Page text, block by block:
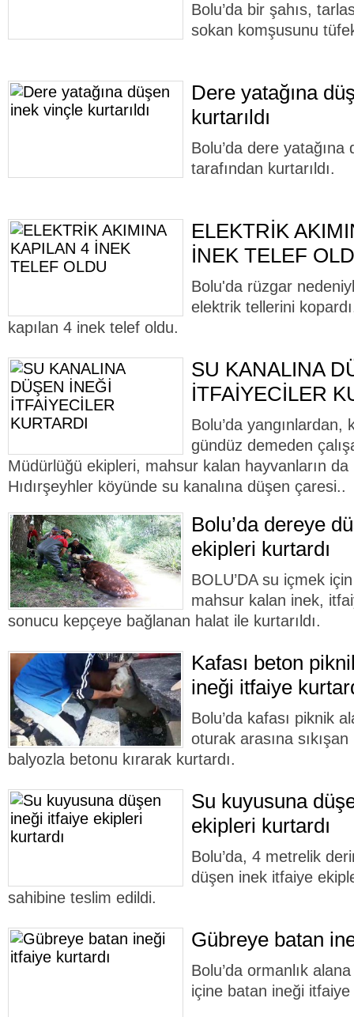
Bolu’da bir şahıs,
sokan komşusunu
Dere yatağına
kurtarıldı
Bolu’da dere
tarafından kurtarıldı.
ELEKTRİK
İNEK TELEF
Bolu'da rüzgar
elektrik tellerini
kapılan 4 inek telef oldu.
SU KANALINA
İTFAİYECİLER
Bolu’da
gündüz demeden
Müdürlüğü ekipleri, mahsur kalan hayvanların da
Hıdırşeyhler köyünde su kanalına düşen çaresi..
Bolu’da dereye
ekipleri kurtardı
BOLU’DA su içmek
mahsur kalan inek,
sonucu kepçeye bağlanan halat ile kurtarıldı.
Kafası beton
ineği itfaiye
Bolu’da kafası piknik
oturak arasına
balyozla betonu kırarak kurtardı.
Su kuyusuna
ekipleri kurtardı
Bolu’da, 4 metrelik
düşen inek itfaiye
sahibine teslim edildi.
Gübreye batan
Bolu’da ormanlık
içine batan ineği